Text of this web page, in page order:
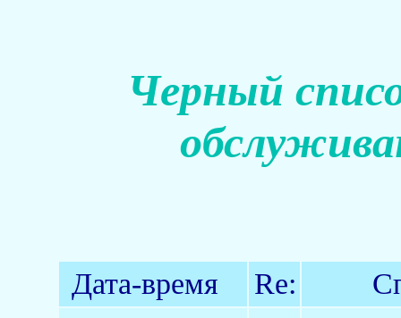
Черный
Дата-время Re: